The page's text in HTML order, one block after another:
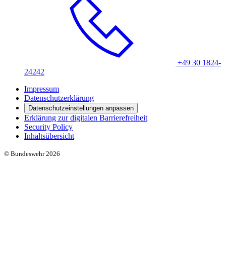
+49 30 1824-
24242
Impressum
Datenschutzerklärung
Datenschutzeinstellungen anpassen
Erklärung zur digitalen Barrierefreiheit
Security Policy
Inhaltsübersicht
© Bundeswehr 2026